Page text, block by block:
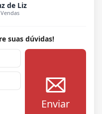
de Liz
suas dúvidas!
Enviar